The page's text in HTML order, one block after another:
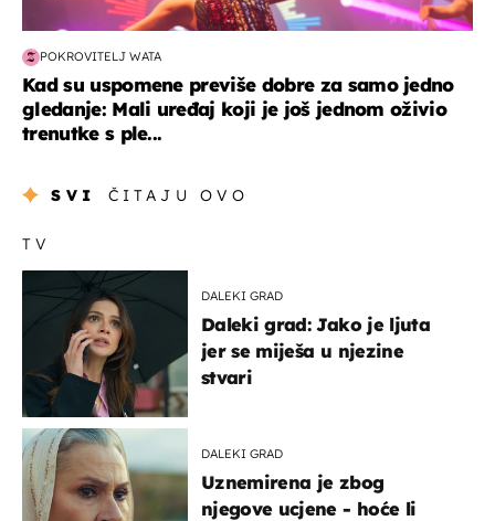
POKROVITELJ WATA
Kad su uspomene previše dobre za samo jedno
gledanje: Mali uređaj koji je još jednom oživio
trenutke s ple...
SVI ČITAJU OVO
TV
DALEKI GRAD
Daleki grad: Jako je ljuta
jer se miješa u njezine
stvari
DALEKI GRAD
Uznemirena je zbog
njegove ucjene - hoće li